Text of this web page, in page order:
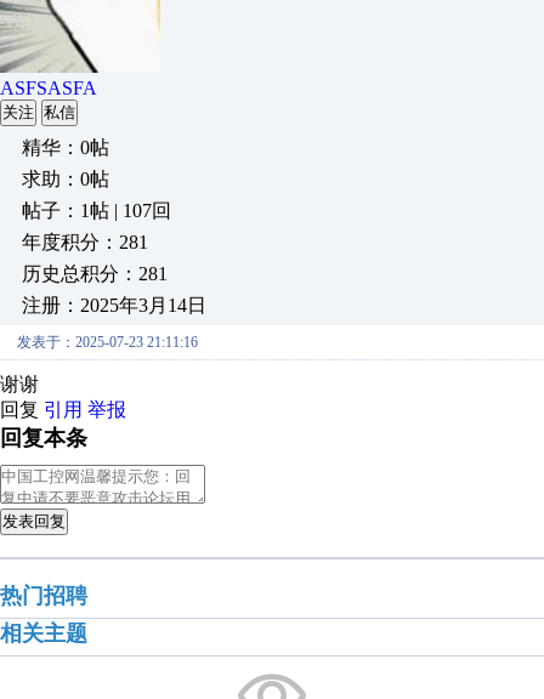
ASFSASFA
关注 私信
精华：0帖
求助：0帖
帖子：1帖 | 107回
年度积分：281
历史总积分：281
注册：2025年3月14日
发表于：2025-07-23 21:11:16
谢谢
回复 引用 举报
回复本条
发表回复
热门招聘
相关主题